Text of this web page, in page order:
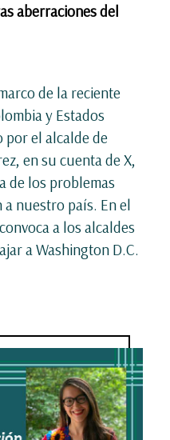
aberraciones del
de la reciente
y Estados
por el alcalde de
en su cuenta de X,
de los problemas
nuestro país. En el
a los alcaldes
a Washington D.C.